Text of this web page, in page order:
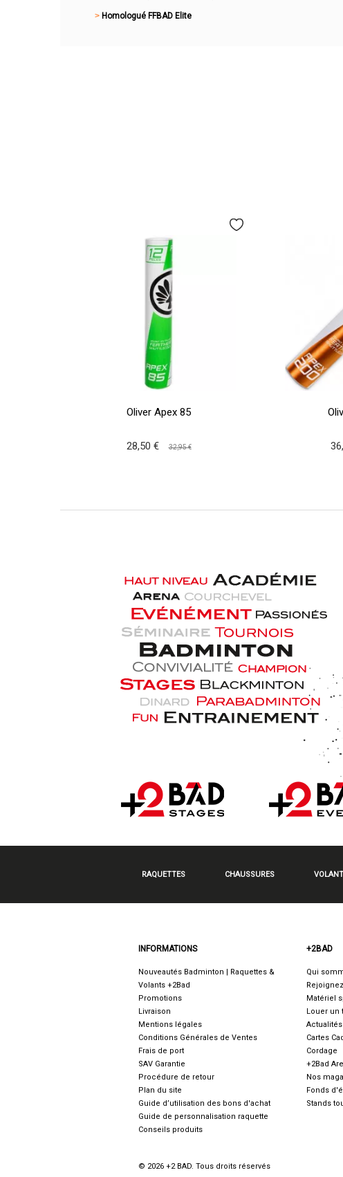
> Homologué FFBAD Elite
Oliver Apex 85
28,50 € 32,95 €
RAQUETTES CHAUSSURES
INFORMATIONS
Nouveautés Badminton | Raquettes &
Volants +2Bad
Promotions
Livraison
Mentions légales
Conditions Générales de Ventes
Frais de port
SAV Garantie
Procédure de retour
Plan du site
Guide d’utilisation des bons d'achat
Guide de personnalisation raquette
Conseils produits
+2BAD
Qui
Matériel
Louer un
Actualités
Cartes
Cordage
+2Bad
Nos
Fonds
Stands
© 2026 +2 BAD. Tous droits réservés